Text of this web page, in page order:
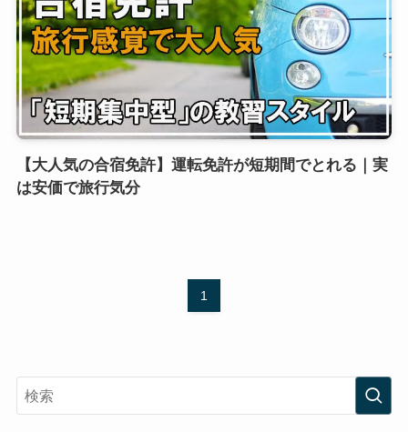
【大人気の合宿免許】運転免許が短期間でとれる｜実
は安価で旅行気分
1